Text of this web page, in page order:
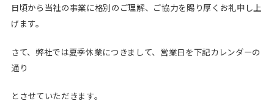
日頃から当社の事業に格別のご理解、ご協力を賜り厚くお礼申し上
げます。
さて、弊社では夏季休業につきまして、営業日を下記カレンダーの
通り
とさせていただきます。